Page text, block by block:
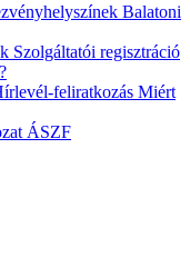
Balatoni
Szolgáltatói regisztráció
feliratkozás Miért
ÁSZF